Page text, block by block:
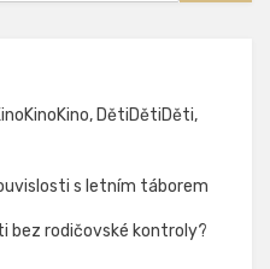
DětiDětiDěti,
s letním táborem
bez rodičovské kontroly?